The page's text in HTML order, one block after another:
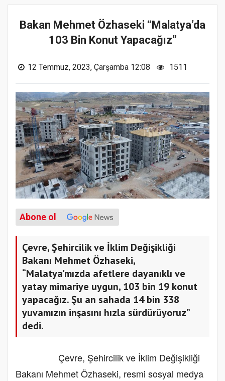
Bakan Mehmet Özhaseki “Malatya’da
103 Bin Konut Yapacağız”
12 Temmuz, 2023, Çarşamba 12:08 1511
Abone ol
Çevre, Şehircilik ve İklim Değişikliği
Bakanı Mehmet Özhaseki,
“Malatya'mızda afetlere dayanıklı ve
yatay mimariye uygun, 103 bin 19 konut
yapacağız. Şu an sahada 14 bin 338
yuvamızın inşasını hızla sürdürüyoruz”
dedi.
Çevre, Şehircilik ve İklim Değişikliği
Bakanı Mehmet Özhaseki, resmi sosyal medya